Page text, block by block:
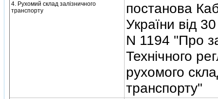
4. Рухомий склад залiзничного
транспорту
постанова
України вiд
N 1194 "Про
Технiчного
рухомого
транспорту"